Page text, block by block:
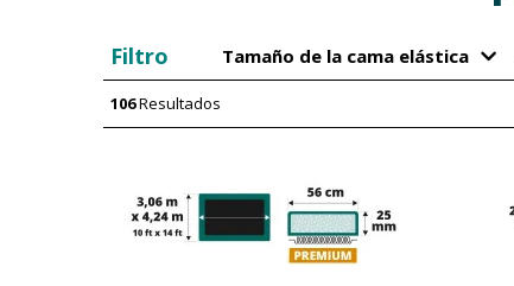
Filtro Tamaño de la cama elástica
106Resultados